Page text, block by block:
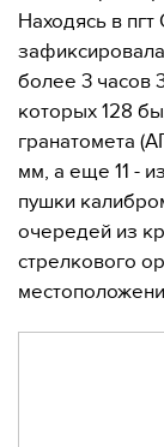
Находясь в
более 3 часов
которых 128
гранатомета
мм, а еще 11 -
пушки
очередей из
стрелкового